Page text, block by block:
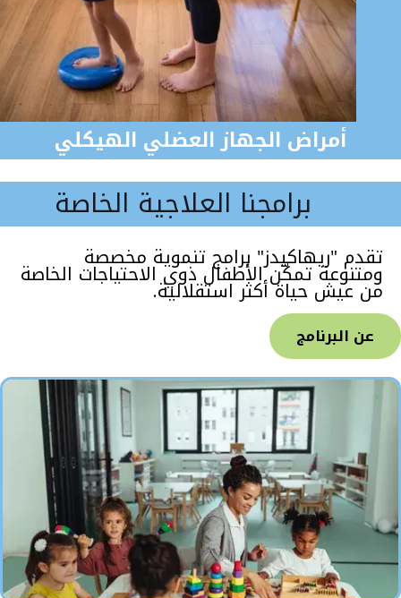
أمراض الجهاز العضلي الهيكلي
برامجنا العلاجية الخاصة
تقدم "ريهاكيدز" برامج تنموية مخصصة
ومتنوعة تمكّن الأطفال ذوي الاحتياجات الخاصة
من عيش حياة أكثر استقلالية.
عن البرنامج